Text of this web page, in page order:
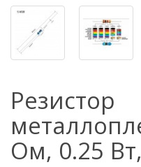
Резистор
Ом, 0.25